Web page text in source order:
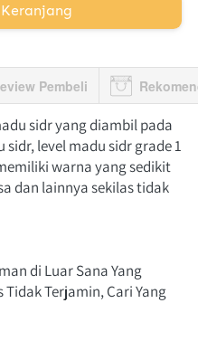
Pembeli
sidr yang diambil pada
level madu sidr grade 1
warna yang sedikit
dan lainnya sekilas tidak
di Luar Sana Yang
Terjamin, Cari Yang